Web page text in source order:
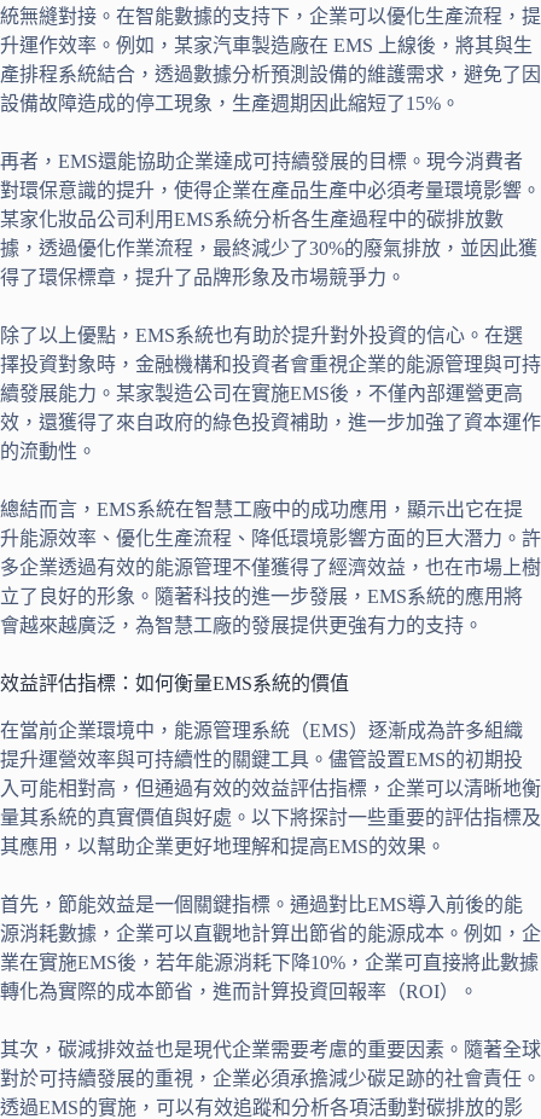
統無縫對接。在智能數據的支持下，企業可以優化生產流程，提
升運作效率。例如，某家汽車製造廠在 EMS 上線後，將其與生
產排程系統結合，透過數據分析預測設備的維護需求，避免了因
設備故障造成的停工現象，生產週期因此縮短了15%。
再者，EMS還能協助企業達成可持續發展的目標。現今消費者
對環保意識的提升，使得企業在產品生產中必須考量環境影響。
某家化妝品公司利用EMS系統分析各生產過程中的碳排放數
據，透過優化作業流程，最終減少了30%的廢氣排放，並因此獲
得了環保標章，提升了品牌形象及市場競爭力。
除了以上優點，EMS系統也有助於提升對外投資的信心。在選
擇投資對象時，金融機構和投資者會重視企業的能源管理與可持
續發展能力。某家製造公司在實施EMS後，不僅內部運營更高
效，還獲得了來自政府的綠色投資補助，進一步加強了資本運作
的流動性。
總結而言，EMS系統在智慧工廠中的成功應用，顯示出它在提
升能源效率、優化生產流程、降低環境影響方面的巨大潛力。許
多企業透過有效的能源管理不僅獲得了經濟效益，也在市場上樹
立了良好的形象。隨著科技的進一步發展，EMS系統的應用將
會越來越廣泛，為智慧工廠的發展提供更強有力的支持。
效益評估指標：如何衡量EMS系統的價值
在當前企業環境中，能源管理系統（EMS）逐漸成為許多組織
提升運營效率與可持續性的關鍵工具。儘管設置EMS的初期投
入可能相對高，但通過有效的效益評估指標，企業可以清晰地衡
量其系統的真實價值與好處。以下將探討一些重要的評估指標及
其應用，以幫助企業更好地理解和提高EMS的效果。
首先，節能效益是一個關鍵指標。通過對比EMS導入前後的能
源消耗數據，企業可以直觀地計算出節省的能源成本。例如，企
業在實施EMS後，若年能源消耗下降10%，企業可直接將此數據
轉化為實際的成本節省，進而計算投資回報率（ROI）。
其次，碳減排效益也是現代企業需要考慮的重要因素。隨著全球
對於可持續發展的重視，企業必須承擔減少碳足跡的社會責任。
透過EMS的實施，可以有效追蹤和分析各項活動對碳排放的影